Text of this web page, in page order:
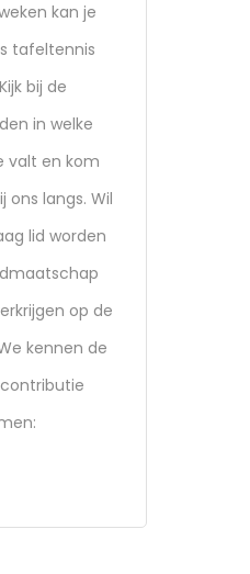
kan je
tafeltennis
bij de
in welke
valt en kom
ons langs. Wil
lid worden
op de
kennen de